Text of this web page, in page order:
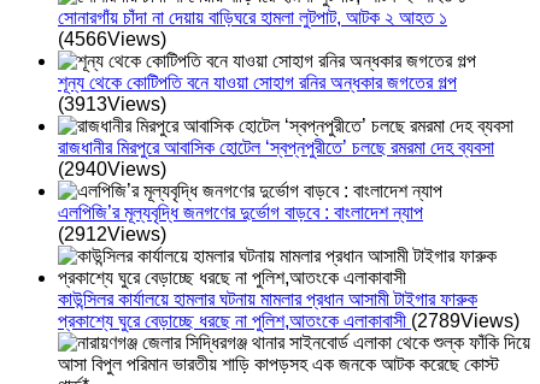
সোনারগাঁয় চাঁদা না দেয়ায় বাড়িঘরে হামলা লুটপাট, আটক ২ আহত ১
(4566Views)
শূন্য থেকে কোটিপতি বনে যাওয়া সোহাগ রনির অন্ধকার জগতের গল্প
(3913Views)
রাজধানীর মিরপুরে আবাসিক হোটেল ‘স্বপ্নপুরীতে’ চলছে রমরমা দেহ ব্যবসা
(2940Views)
এলপিজি’র মূল্যবৃদ্ধি জনগণের দুর্ভোগ বাড়বে : বাংলাদেশ ন্যাপ
(2912Views)
কাউন্সিলর কার্যালয়ে হামলার ঘটনায় মামলার প্রধান আসামী টাইগার ফারুক
প্রকাশ্যে ঘুরে বেড়াচ্ছে ধরছে না পুলিশ,আতংকে এলাকাবাসী (2789Views)